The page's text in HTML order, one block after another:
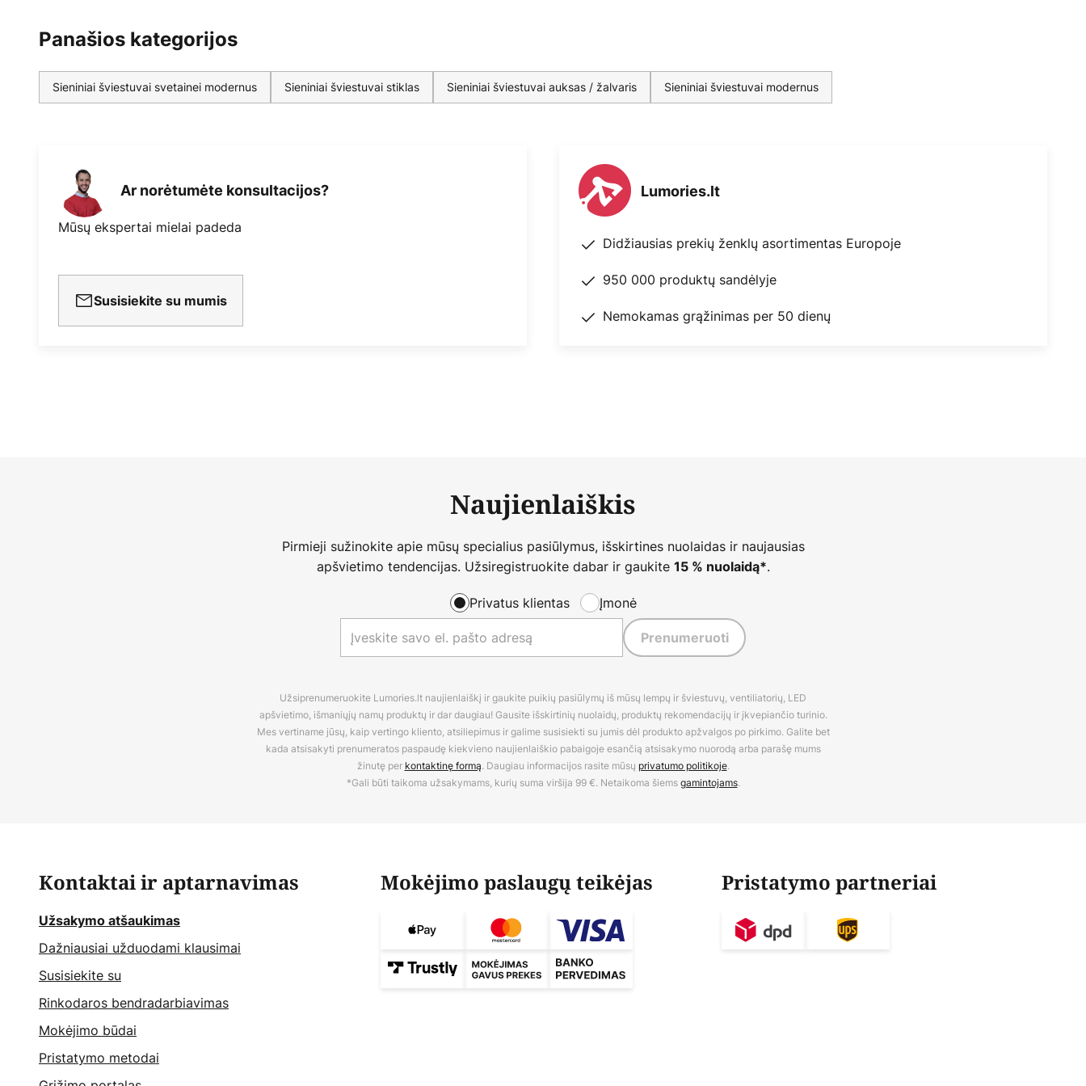
Panašios kategorijos
Sieniniai šviestuvai svetainei modernus Sieniniai šviestuvai stiklas Sieniniai šviestuvai auksas / žalvaris Sieniniai šviestuvai modernus
Ar norėtumėte konsultacijos?
Mūsų ekspertai mielai padeda
Susisiekite su mumis
Lumories.lt
Didžiausias prekių ženklų asortimentas Europoje
950 000 produktų sandėlyje
Nemokamas grąžinimas per 50 dienų
Naujienlaiškis
Pirmieji sužinokite apie mūsų specialius pasiūlymus, išskirtines nuolaidas ir naujausias
apšvietimo tendencijas. Užsiregistruokite dabar ir gaukite 15 % nuolaidą*.
Privatus klientas Įmonė
Prenumeruoti
Užsiprenumeruokite Lumories.lt naujienlaiškį ir gaukite puikių pasiūlymų iš mūsų lempų ir šviestuvų, ventiliatorių, LED
apšvietimo, išmaniųjų namų produktų ir dar daugiau! Gausite išskirtinių nuolaidų, produktų rekomendacijų ir įkvepiančio turinio.
Mes vertiname jūsų, kaip vertingo kliento, atsiliepimus ir galime susisiekti su jumis dėl produkto apžvalgos po pirkimo. Galite bet
kada atsisakyti prenumeratos paspaudę kiekvieno naujienlaiškio pabaigoje esančią atsisakymo nuorodą arba parašę mums
žinutę per kontaktinę formą. Daugiau informacijos rasite mūsų privatumo politikoje.
*Gali būti taikoma užsakymams, kurių suma viršija 99 €. Netaikoma šiemsgamintojams.
Kontaktai ir aptarnavimas
Užsakymo atšaukimas
Dažniausiai užduodami klausimai
Susisiekite su
Rinkodaros bendradarbiavimas
Mokėjimo būdai
Pristatymo metodai
Mokėjimo paslaugų teikėjas Pristatymo partneriai